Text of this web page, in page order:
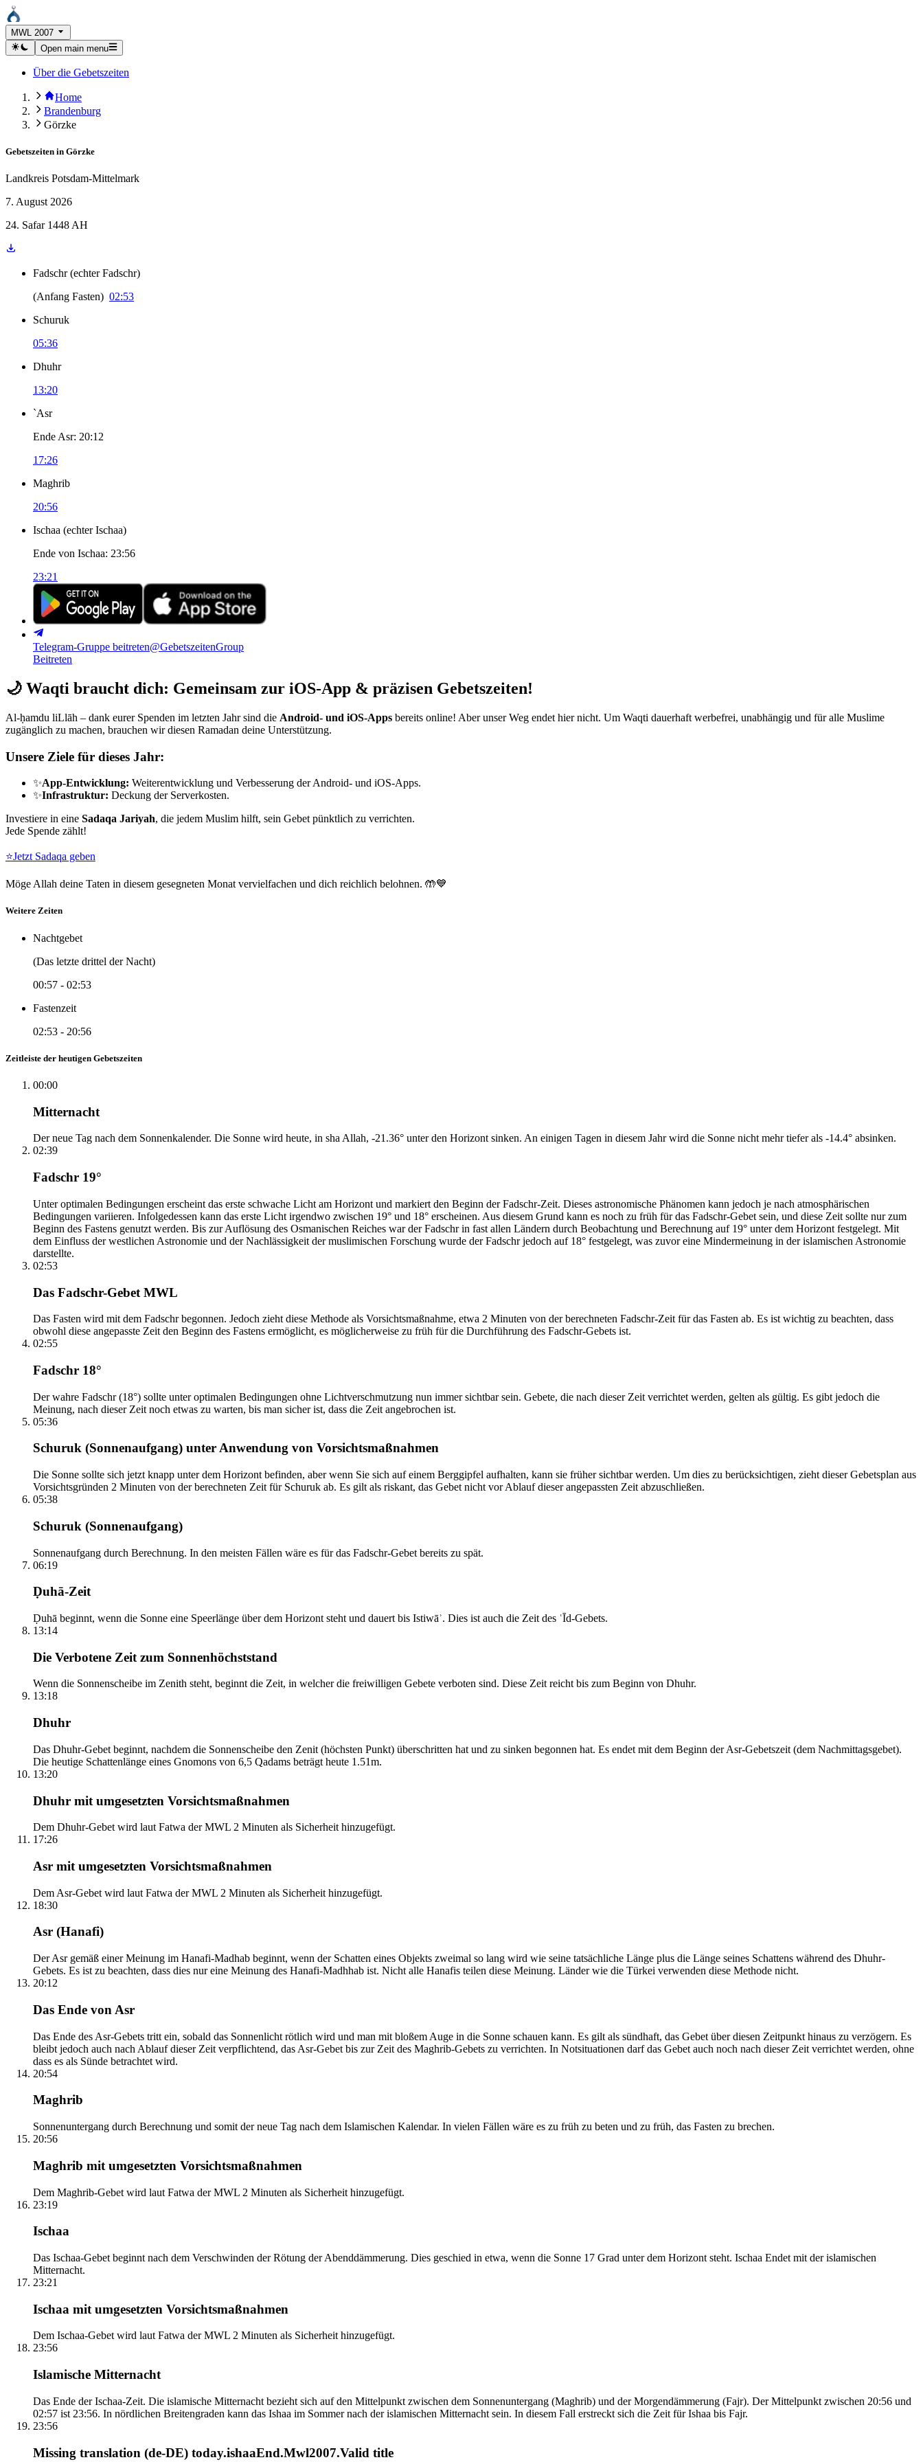
MWL 2007
Open main menu
Über die Gebetszeiten
Home
Brandenburg
Görzke
Gebetszeiten in Görzke
Landkreis Potsdam-Mittelmark
7. August 2026
24. Safar 1448 AH
Fadschr (echter Fadschr)
(Anfang Fasten) 02:53
Schuruk
05:36
Dhuhr
13:20
`Asr
Ende Asr: 20:12
17:26
Maghrib
20:56
Ischaa (echter Ischaa)
Ende von Ischaa: 23:56
23:21
Telegram-Gruppe beitreten@GebetszeitenGroup
Beitreten
🌙 Waqti braucht dich: Gemeinsam zur iOS-App & präzisen Gebetszeiten!
Al-ḥamdu liLlāh – dank eurer Spenden im letzten Jahr sind die Android- und iOS-Apps bereits online! Aber unser Weg endet hier nicht. Um Waqti dauerhaft werbefrei, unabhängig und für alle Muslime
zugänglich zu machen, brauchen wir diesen Ramadan deine Unterstützung.
Unsere Ziele für dieses Jahr:
✨App-Entwicklung: Weiterentwicklung und Verbesserung der Android- und iOS-Apps.
✨Infrastruktur: Deckung der Serverkosten.
Investiere in eine Sadaqa Jariyah, die jedem Muslim hilft, sein Gebet pünktlich zu verrichten.
Jede Spende zählt!
⭐Jetzt Sadaqa geben
Möge Allah deine Taten in diesem gesegneten Monat vervielfachen und dich reichlich belohnen. 🤲💙
Weitere Zeiten
Nachtgebet
(Das letzte drittel der Nacht)
00:57 - 02:53
Fastenzeit
02:53 - 20:56
Zeitleiste der heutigen Gebetszeiten
00:00
Mitternacht
Der neue Tag nach dem Sonnenkalender. Die Sonne wird heute, in sha Allah, -21.36° unter den Horizont sinken. An einigen Tagen in diesem Jahr wird die Sonne nicht mehr tiefer als -14.4° absinken.
02:39
Fadschr 19°
Unter optimalen Bedingungen erscheint das erste schwache Licht am Horizont und markiert den Beginn der Fadschr-Zeit. Dieses astronomische Phänomen kann jedoch je nach atmosphärischen
Bedingungen variieren. Infolgedessen kann das erste Licht irgendwo zwischen 19° und 18° erscheinen. Aus diesem Grund kann es noch zu früh für das Fadschr-Gebet sein, und diese Zeit sollte nur zum
Beginn des Fastens genutzt werden. Bis zur Auflösung des Osmanischen Reiches war der Fadschr in fast allen Ländern durch Beobachtung und Berechnung auf 19° unter dem Horizont festgelegt. Mit
dem Einfluss der westlichen Astronomie und der Nachlässigkeit der muslimischen Forschung wurde der Fadschr jedoch auf 18° festgelegt, was zuvor eine Mindermeinung in der islamischen Astronomie
darstellte.
02:53
Das Fadschr-Gebet MWL
Das Fasten wird mit dem Fadschr begonnen. Jedoch zieht diese Methode als Vorsichtsmaßnahme, etwa 2 Minuten von der berechneten Fadschr-Zeit für das Fasten ab. Es ist wichtig zu beachten, dass
obwohl diese angepasste Zeit den Beginn des Fastens ermöglicht, es möglicherweise zu früh für die Durchführung des Fadschr-Gebets ist.
02:55
Fadschr 18°
Der wahre Fadschr (18°) sollte unter optimalen Bedingungen ohne Lichtverschmutzung nun immer sichtbar sein. Gebete, die nach dieser Zeit verrichtet werden, gelten als gültig. Es gibt jedoch die
Meinung, nach dieser Zeit noch etwas zu warten, bis man sicher ist, dass die Zeit angebrochen ist.
05:36
Schuruk (Sonnenaufgang) unter Anwendung von Vorsichtsmaßnahmen
Die Sonne sollte sich jetzt knapp unter dem Horizont befinden, aber wenn Sie sich auf einem Berggipfel aufhalten, kann sie früher sichtbar werden. Um dies zu berücksichtigen, zieht dieser Gebetsplan aus
Vorsichtsgründen 2 Minuten von der berechneten Zeit für Schuruk ab. Es gilt als riskant, das Gebet nicht vor Ablauf dieser angepassten Zeit abzuschließen.
05:38
Schuruk (Sonnenaufgang)
Sonnenaufgang durch Berechnung. In den meisten Fällen wäre es für das Fadschr-Gebet bereits zu spät.
06:19
Ḍuhā-Zeit
Ḍuhā beginnt, wenn die Sonne eine Speerlänge über dem Horizont steht und dauert bis Istiwāʾ. Dies ist auch die Zeit des ʿĪd-Gebets.
13:14
Die Verbotene Zeit zum Sonnenhöchststand
Wenn die Sonnenscheibe im Zenith steht, beginnt die Zeit, in welcher die freiwilligen Gebete verboten sind. Diese Zeit reicht bis zum Beginn von Dhuhr.
13:18
Dhuhr
Das Dhuhr-Gebet beginnt, nachdem die Sonnenscheibe den Zenit (höchsten Punkt) überschritten hat und zu sinken begonnen hat. Es endet mit dem Beginn der Asr-Gebetszeit (dem Nachmittagsgebet).
Die heutige Schattenlänge eines Gnomons von 6,5 Qadams beträgt heute 1.51m.
13:20
Dhuhr mit umgesetzten Vorsichtsmaßnahmen
Dem Dhuhr-Gebet wird laut Fatwa der MWL 2 Minuten als Sicherheit hinzugefügt.
17:26
Asr mit umgesetzten Vorsichtsmaßnahmen
Dem Asr-Gebet wird laut Fatwa der MWL 2 Minuten als Sicherheit hinzugefügt.
18:30
Asr (Hanafi)
Der Asr gemäß einer Meinung im Hanafi-Madhab beginnt, wenn der Schatten eines Objekts zweimal so lang wird wie seine tatsächliche Länge plus die Länge seines Schattens während des Dhuhr-
Gebets. Es ist zu beachten, dass dies nur eine Meinung des Hanafi-Madhhab ist. Nicht alle Hanafis teilen diese Meinung. Länder wie die Türkei verwenden diese Methode nicht.
20:12
Das Ende von Asr
Das Ende des Asr-Gebets tritt ein, sobald das Sonnenlicht rötlich wird und man mit bloßem Auge in die Sonne schauen kann. Es gilt als sündhaft, das Gebet über diesen Zeitpunkt hinaus zu verzögern. Es
bleibt jedoch auch nach Ablauf dieser Zeit verpflichtend, das Asr-Gebet bis zur Zeit des Maghrib-Gebets zu verrichten. In Notsituationen darf das Gebet auch noch nach dieser Zeit verrichtet werden, ohne
dass es als Sünde betrachtet wird.
20:54
Maghrib
Sonnenuntergang durch Berechnung und somit der neue Tag nach dem Islamischen Kalendar. In vielen Fällen wäre es zu früh zu beten und zu früh, das Fasten zu brechen.
20:56
Maghrib mit umgesetzten Vorsichtsmaßnahmen
Dem Maghrib-Gebet wird laut Fatwa der MWL 2 Minuten als Sicherheit hinzugefügt.
23:19
Ischaa
Das Ischaa-Gebet beginnt nach dem Verschwinden der Rötung der Abenddämmerung. Dies geschied in etwa, wenn die Sonne 17 Grad unter dem Horizont steht. Ischaa Endet mit der islamischen
Mitternacht.
23:21
Ischaa mit umgesetzten Vorsichtsmaßnahmen
Dem Ischaa-Gebet wird laut Fatwa der MWL 2 Minuten als Sicherheit hinzugefügt.
23:56
Islamische Mitternacht
Das Ende der Ischaa-Zeit. Die islamische Mitternacht bezieht sich auf den Mittelpunkt zwischen dem Sonnenuntergang (Maghrib) und der Morgendämmerung (Fajr). Der Mittelpunkt zwischen 20:56 und
02:57 ist 23:56. In nördlichen Breitengraden kann das Ishaa im Sommer nach der islamischen Mitternacht sein. In diesem Fall erstreckt sich die Zeit für Ishaa bis Fajr.
23:56
Missing translation (de-DE) today.ishaaEnd.Mwl2007.Valid title